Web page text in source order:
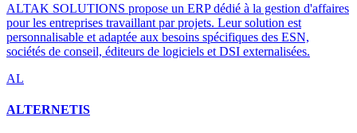
ALTAK SOLUTIONS propose un ERP dédié à la gestion d'affaires
pour les entreprises travaillant par projets. Leur solution est
personnalisable et adaptée aux besoins spécifiques des ESN,
sociétés de conseil, éditeurs de logiciels et DSI externalisées.
AL
ALTERNETIS